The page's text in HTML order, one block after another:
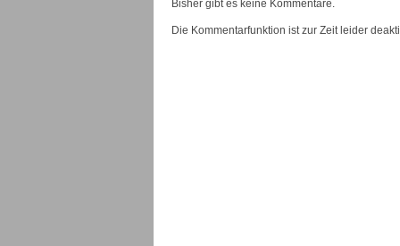
Bisher gibt es keine Kommentare.
Die Kommentarfunktion ist zur Zeit leider